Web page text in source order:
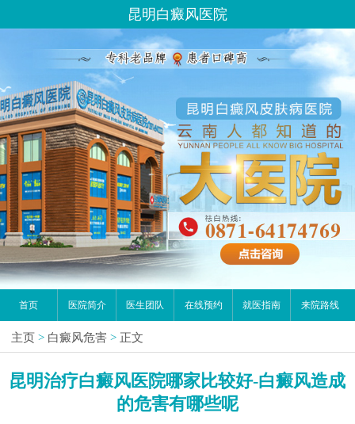
昆明白癜风医院
首页 医院简介 医生团队 在线预约 就医指南 来院路线
主页 > 白癜风危害 > 正文
昆明治疗白癜风医院哪家比较好-白癜风造成
的危害有哪些呢